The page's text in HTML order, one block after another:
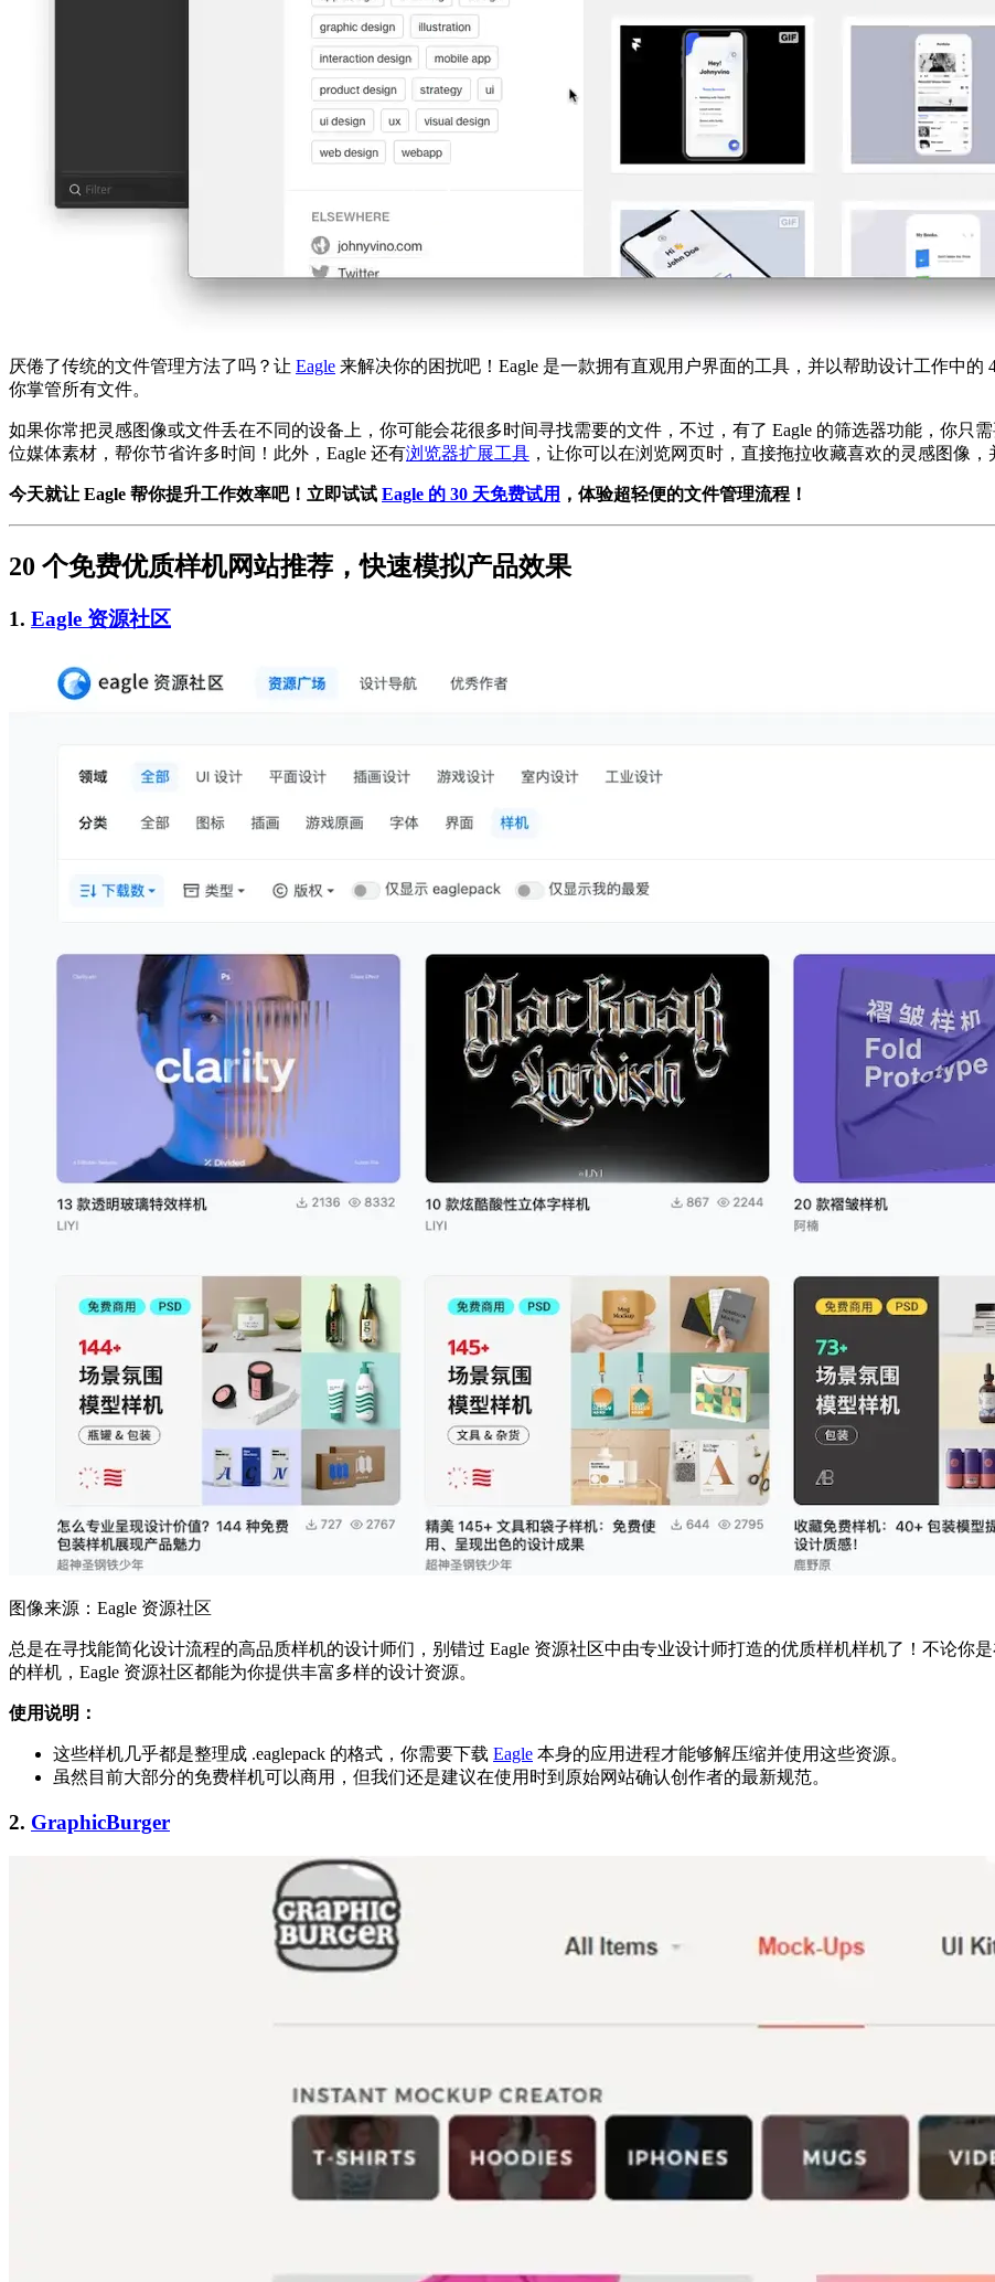
厌倦了传统的文件管理方法了吗？让 Eagle 来解决你的困扰吧！Eagle 是一款拥有直观用户界面的工具，并以帮助设计工作中
你掌管所有文件。
如果你常把灵感图像或文件丢在不同的设备上，你可能会花很多时间寻找需要的文件，不过，有了 Eagle 的筛选器功能，你只
位媒体素材，帮你节省许多时间！此外，Eagle 还有浏览器扩展工具 ，让你可以在浏览网页时，直接拖拉收藏喜欢的灵感图像，
今天就让 Eagle 帮你提升工作效率吧！立即试试 Eagle 的 30 天免费试用 ，体验超轻便的文件管理流程！
20 个免费优质样机网站推荐，快速模拟产品效果
1. Eagle 资源社区
图像来源：Eagle 资源社区
总是在寻找能简化设计流程的高品质样机的设计师们，别错过 Eagle 资源社区中由专业设计师打造的优质样机样机了！不论你
的样机，Eagle 资源社区都能为你提供丰富多样的设计资源。
使用说明：
这些样机几乎都是整理成 .eaglepack 的格式，你需要下载 Eagle 本身的应用进程才能够解压缩并使用这些资源。
虽然目前大部分的免费样机可以商用，但我们还是建议在使用时到原始网站确认创作者的最新规范。
2. GraphicBurger